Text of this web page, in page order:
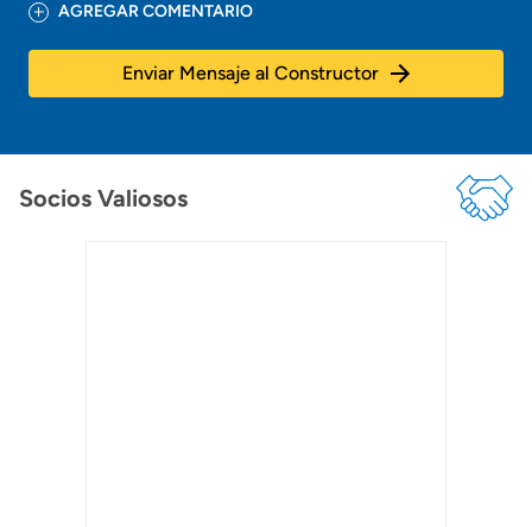
AGREGAR COMENTARIO
Enviar Mensaje al Constructor
Socios Valiosos